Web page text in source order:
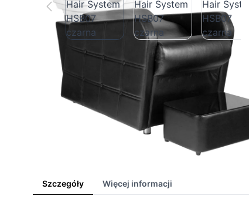
Szczegóły Więcej informacji